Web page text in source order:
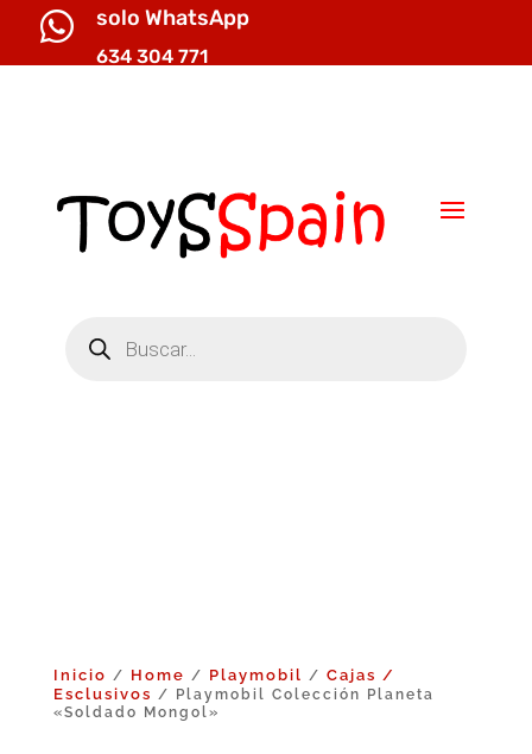
 solo WhatsApp
634 304 771
productos
Inicio / Home / Playmobil / Cajas /
Esclusivos / Playmobil Colección Planeta
«Soldado Mongol»